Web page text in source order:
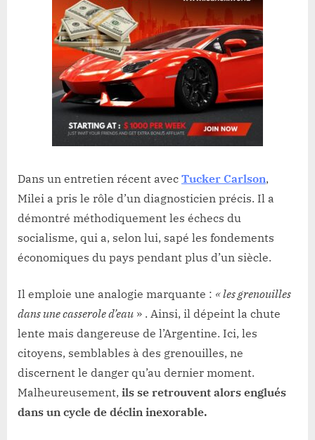
Dans un entretien récent avec Tucker Carlson,
Milei a pris le rôle d’un diagnosticien précis. Il a
démontré méthodiquement les échecs du
socialisme, qui a, selon lui, sapé les fondements
économiques du pays pendant plus d’un siècle.
Il emploie une analogie marquante : « les grenouilles
dans une casserole d’eau » . Ainsi, il dépeint la chute
lente mais dangereuse de l’Argentine. Ici, les
citoyens, semblables à des grenouilles, ne
discernent le danger qu’au dernier moment.
Malheureusement, ils se retrouvent alors englués
dans un cycle de déclin inexorable.